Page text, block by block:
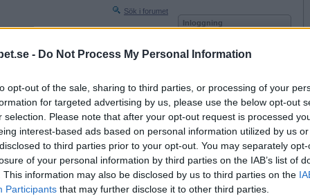
- Do Not Process My Personal Information
opt-out of the sale, sharing to third parties, or processing of your
for targeted advertising by us, please use the below opt-out
selection. Please note that after your opt-out request is processed
interest-based ads based on personal information utilized by us
to third parties prior to your opt-out. You may separately
of your personal information by third parties on the IAB’s list of
This information may also be disclosed by us to third parties on the
Participants that may further disclose it to other third parties.
Sök i forumet
Nästa sida »
2016-02-14 12:40
Inloggning
Kom ihåg mig
Glömt ditt lösenord?
Få ny aktiveringslänk
Betapet är gratis!